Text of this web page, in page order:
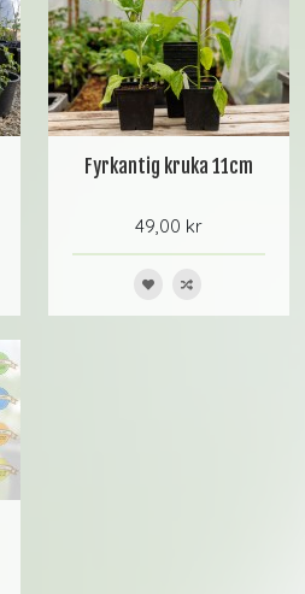
Fyrkantig kruka 11cm
49,00 kr